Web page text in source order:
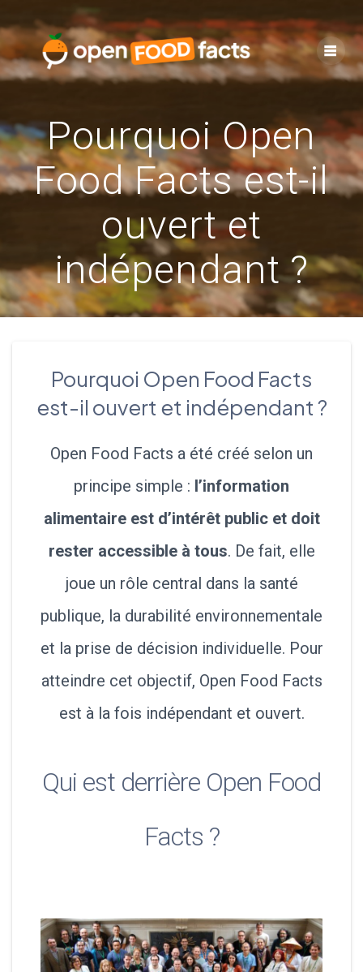
to
content
Pourquoi Open
Food Facts est-il
ouvert et
indépendant ?
Pourquoi Open Food Facts
est-il ouvert et indépendant ?
Open Food Facts a été créé selon un
principe simple : l’information
alimentaire est d’intérêt public et doit
rester accessible à tous. De fait, elle
joue un rôle central dans la santé
publique, la durabilité environnementale
et la prise de décision individuelle. Pour
atteindre cet objectif, Open Food Facts
est à la fois indépendant et ouvert.
Qui est derrière Open Food
Facts ?